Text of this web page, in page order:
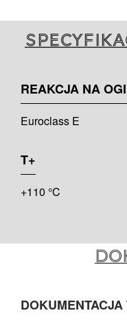
REAKCJA NA
Euroclass E
T+
+110 °C